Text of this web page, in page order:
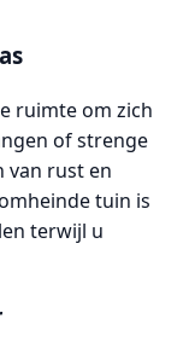
ruimte om zich
of strenge
van rust en
tuin is
terwijl u